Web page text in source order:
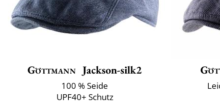
Göttmann Jackson-silk2
100 % Seide
UPF40+ Schutz